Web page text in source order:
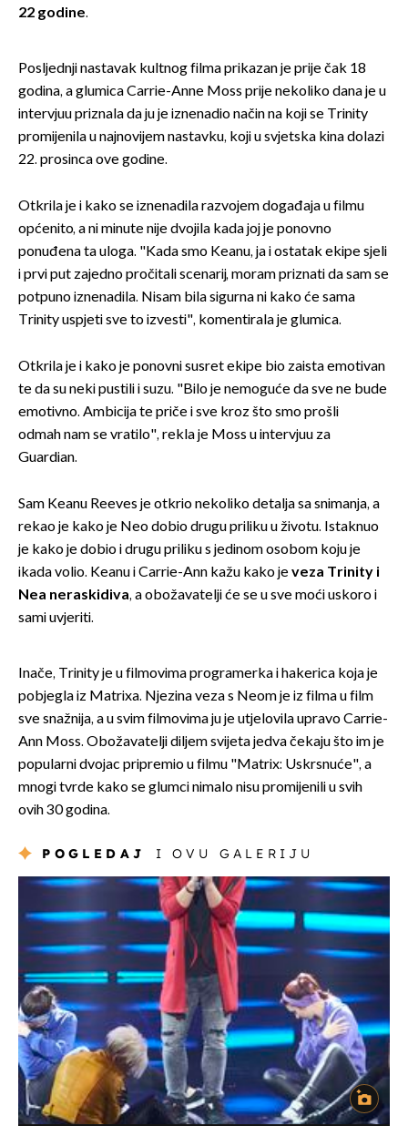
22 godine.
Posljednji nastavak kultnog filma prikazan je prije čak 18
godina, a glumica Carrie-Anne Moss prije nekoliko dana je u
intervjuu priznala da ju je iznenadio način na koji se Trinity
promijenila u najnovijem nastavku, koji u svjetska kina dolazi
22. prosinca ove godine.
Otkrila je i kako se iznenadila razvojem događaja u filmu
općenito, a ni minute nije dvojila kada joj je ponovno
ponuđena ta uloga. "Kada smo Keanu, ja i ostatak ekipe sjeli
i prvi put zajedno pročitali scenarij, moram priznati da sam se
potpuno iznenadila. Nisam bila sigurna ni kako će sama
Trinity uspjeti sve to izvesti", komentirala je glumica.
Otkrila je i kako je ponovni susret ekipe bio zaista emotivan
te da su neki pustili i suzu. "Bilo je nemoguće da sve ne bude
emotivno. Ambicija te priče i sve kroz što smo prošli
odmah nam se vratilo", rekla je Moss u intervjuu za
Guardian.
Sam Keanu Reeves je otkrio nekoliko detalja sa snimanja, a
rekao je kako je Neo dobio drugu priliku u životu. Istaknuo
je kako je dobio i drugu priliku s jedinom osobom koju je
ikada volio. Keanu i Carrie-Ann kažu kako jeveza Trinity i
Nea neraskidiva, a obožavatelji će se u sve moći uskoro i
sami uvjeriti.
Inače, Trinity je u filmovima programerka i hakerica koja je
pobjegla iz Matrixa. Njezina veza s Neom je iz filma u film
sve snažnija, a u svim filmovima ju je utjelovila upravo Carrie-
Ann Moss. Obožavatelji diljem svijeta jedva čekaju što im je
popularni dvojac pripremio u filmu "Matrix: Uskrsnuće", a
mnogi tvrde kako se glumci nimalo nisu promijenili u svih
ovih 30 godina.
POGLEDAJ I OVU GALERIJU